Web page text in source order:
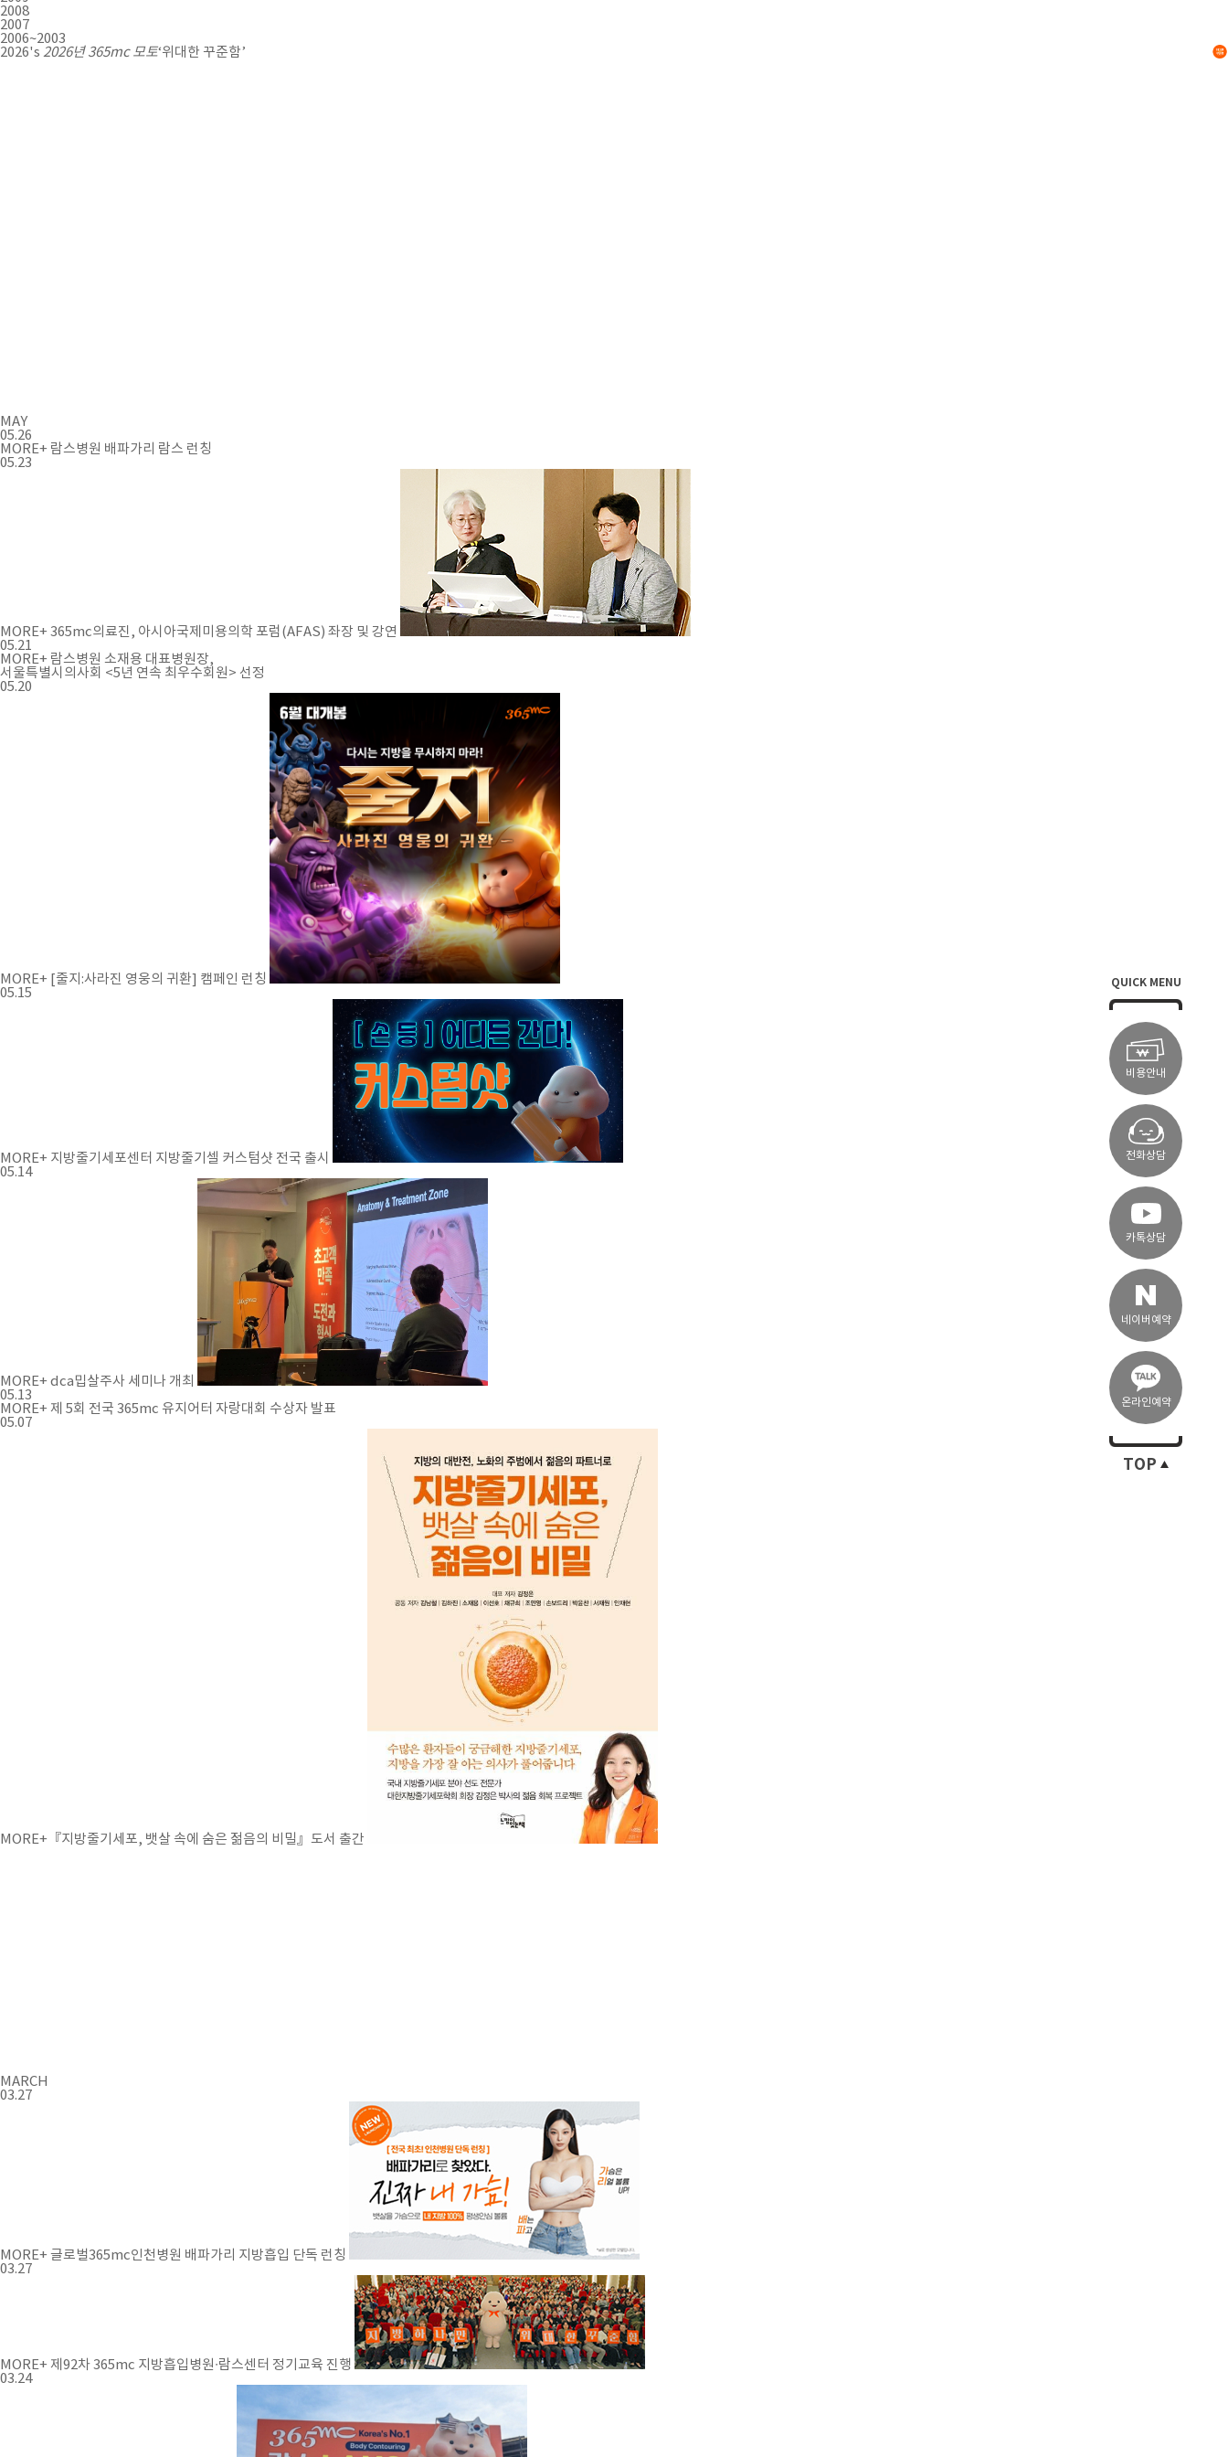
2008
2007
2006~2003
2026's 2026년 365mc 모토‘위대한 꾸준함’
MAY
05.26
MORE+ 람스병원 배파가리 람스 런칭
05.23
MORE+ 365mc의료진, 아시아국제미용의학 포럼(AFAS) 좌장 및 강연
05.21
MORE+ 람스병원 소재용 대표병원장,
서울특별시의사회 <5년 연속 최우수회원> 선정
05.20
MORE+ [줄지:사라진 영웅의 귀환] 캠페인 런칭
05.15
MORE+ 지방줄기세포센터 지방줄기셀 커스텀샷 전국 출시
05.14
MORE+ dca밉살주사 세미나 개최
05.13
MORE+ 제 5회 전국 365mc 유지어터 자랑대회 수상자 발표
05.07
MORE+ 『지방줄기세포, 뱃살 속에 숨은 젊음의 비밀』도서 출간
MARCH
03.27
MORE+ 글로벌365mc인천병원 배파가리 지방흡입 단독 런칭
03.27
MORE+ 제92차 365mc 지방흡입병원∙람스센터 정기교육 진행
03.24
QUICK MENU
비용안내
전화상담
카톡상담
네이버예약
온라인예약
TOP